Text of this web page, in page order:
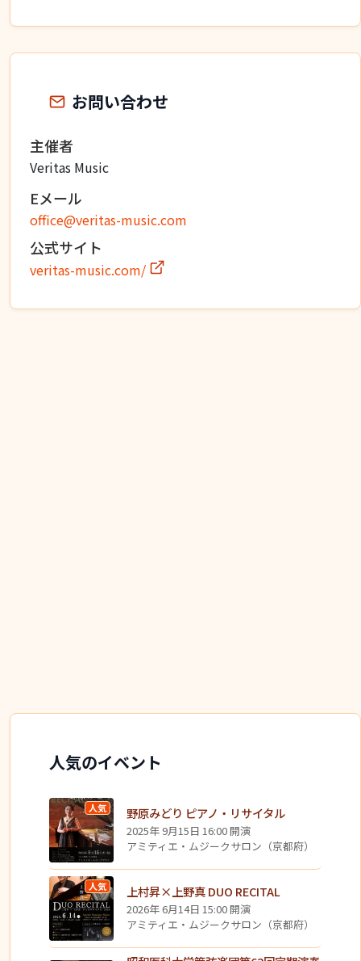
お問い合わせ
主催者
Veritas Music
Eメール
office@veritas-music.com
公式サイト
veritas-music.com/
人気のイベント
人気 野原みどり ピアノ・リサイタル
2025年 9月15日 16:00 開演
アミティエ・ムジークサロン（京都府）
人気 上村昇×上野真 DUO RECITAL
2026年 6月14日 15:00 開演
アミティエ・ムジークサロン（京都府）